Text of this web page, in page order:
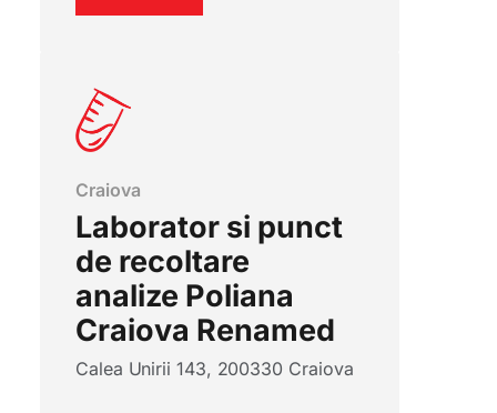
Craiova
Laborator si punct
de recoltare
analize Poliana
Craiova Renamed
Calea Unirii 143, 200330 Craiova